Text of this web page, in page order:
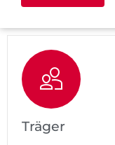
Träger